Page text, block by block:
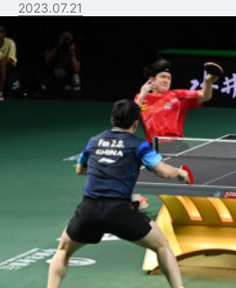
2023.07.21